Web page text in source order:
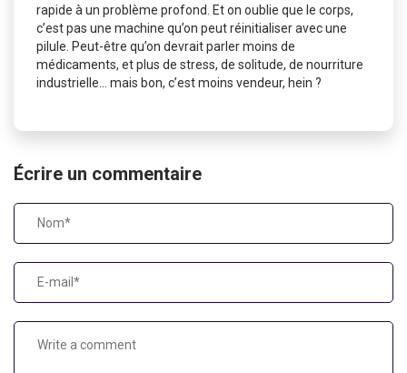
rapide à un problème profond. Et on oublie que le corps,
c’est pas une machine qu’on peut réinitialiser avec une
pilule. Peut-être qu’on devrait parler moins de
médicaments, et plus de stress, de solitude, de nourriture
industrielle… mais bon, c’est moins vendeur, hein ?
Écrire un commentaire